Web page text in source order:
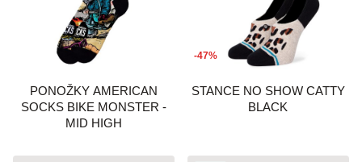
PONOŽKY AMERICAN
SOCKS BIKE MONSTER -
MID HIGH
-47%
STANCE NO SHOW CATTY
BLACK